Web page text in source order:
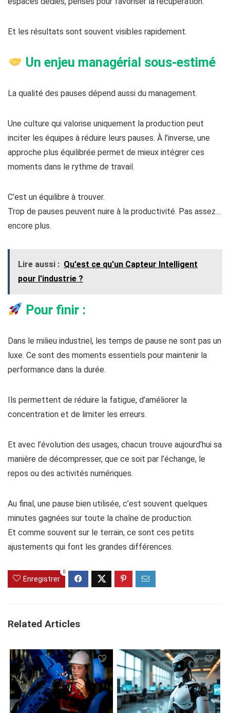
Et les résultats sont souvent visibles rapidement.
Un enjeu managérial sous-estimé
La qualité des pauses dépend aussi du management.
Une culture qui valorise uniquement la production peut
inciter les équipes à réduire leurs pauses. À l’inverse, une
approche plus équilibrée permet de mieux intégrer ces
moments dans le rythme de travail.
C’est un équilibre à trouver.
Trop de pauses peuvent nuire à la productivité. Pas assez…
encore plus.
Lire aussi : Qu'est ce qu'un Capteur Intelligent
pour l'industrie ?
Pour finir :
Dans le milieu industriel, les temps de pause ne sont pas un
luxe. Ce sont des moments essentiels pour maintenir la
performance dans la durée.
Ils permettent de réduire la fatigue, d’améliorer la
concentration et de limiter les erreurs.
Et avec l’évolution des usages, chacun trouve aujourd’hui sa
manière de décompresser, que ce soit par l’échange, le
repos ou des activités numériques.
Au final, une pause bien utilisée, c’est souvent quelques
minutes gagnées sur toute la chaîne de production.
Et comme souvent sur le terrain, ce sont ces petits
ajustements qui font les grandes différences.
Enregistrer
0
Related Articles